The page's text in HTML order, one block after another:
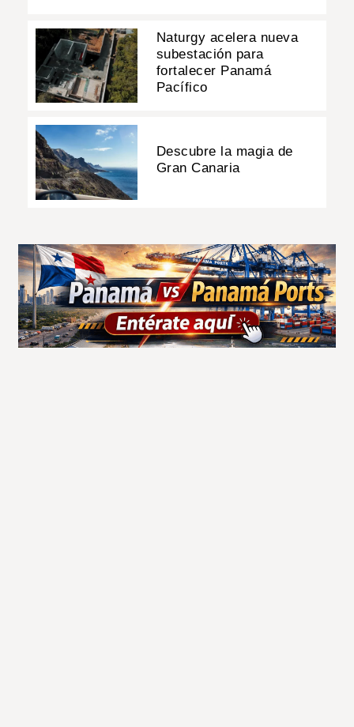
Naturgy acelera nueva
subestación para
fortalecer Panamá
Pacífico
Descubre la magia de
Gran Canaria